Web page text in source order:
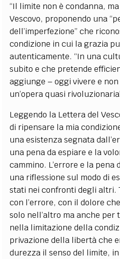
“Il limite non è condanna,
Vescovo, proponendo una
dell’imperfezione” che
condizione in cui la grazia
autenticamente. “In una
subito e che pretende
aggiunge – oggi vivere e
un’opera quasi
Leggendo la Lettera del
di ripensare la mia
una esistenza segnata
una pena da espiare e la
cammino. L’errore e la
una riflessione sul modo di
stati nei confronti degli altri.
con l’errore, con il dolore
solo nell’altro ma anche per
nella limitazione della
privazione della libertà che
durezza il senso del limite,